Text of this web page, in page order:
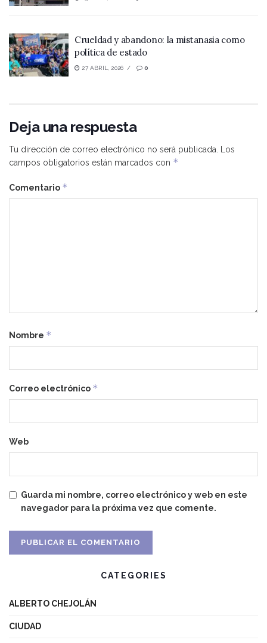
Crueldad y abandono: la mistanasia como
política de estado
27 ABRIL, 2026 0
Deja una respuesta
Tu dirección de correo electrónico no será publicada.
Los
campos obligatorios están marcados con *
Comentario *
Nombre *
Correo electrónico *
Web
Guarda mi nombre, correo electrónico y web en este
navegador para la próxima vez que comente.
CATEGORIES
ALBERTO CHEJOLÁN
CIUDAD